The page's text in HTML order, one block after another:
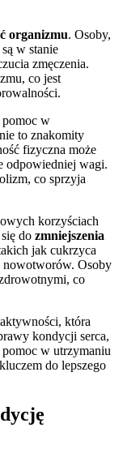
organizmu. Osoby,
w stanie
zmęczenia.
co jest
pomoc w
to znakomity
fizyczna może
odpowiedniej wagi.
co sprzyja
korzyściach
do zmniejszenia
jak cukrzyca
nowotworów. Osoby
co
która
kondycji serca,
w utrzymaniu
do lepszego